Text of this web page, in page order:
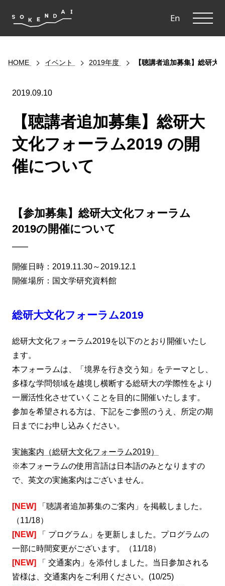
En
HOME イベント 2019年度 【聴講者追加募集】総研大
2019.09.10
【聴講者追加募集】総研大
文化フォーラム2019 の開
催について
【参加募集】総研大文化フォーラム
2019の開催について
開催日時：2019.11.30～2019.12.1
開催場所：国文学研究資料館
総研大文化フォーラム2019
総研大文化フォーラム2019を以下のとおり開催いたし
ます。
本フォーラムは、「境界を行き交う知」をテーマとし、
多様な学問領域を越境し横断する総研大の学際性をより
一層活性化させていくことを目的に開催いたします。
参加を希望される方は、下記をご参照のうえ、所定の期
日までにお申し込みください。
実施案内（総研大文化フォーラム2019）
※本フォーラムの使用言語は日本語のみとなりますの
で、英文の実施案内はございません。
[NEW]
「聴講者追加募集のご案内」を掲載しました。
（11/18）
[NEW]
「 プログラム」を更新しました。プログラムの
一部に時間変更がございます。（11/18）
[NEW]
「 交通案内」を添付しました。当日参加される
皆様は、交通案内をご利用ください。(10/25)